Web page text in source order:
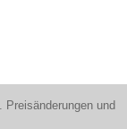
. Preisänderungen und